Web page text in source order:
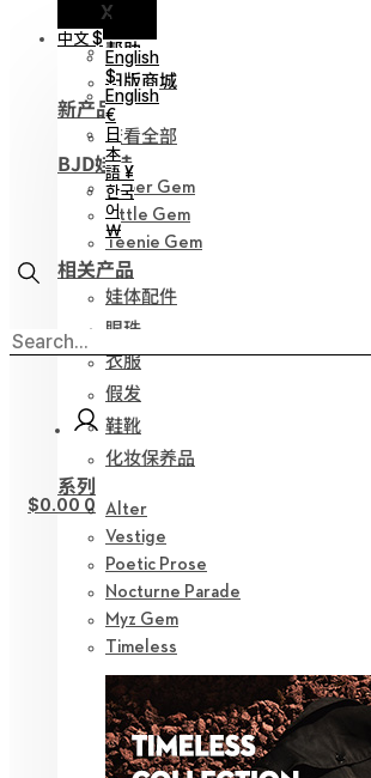
X通知
帮助
旧版商城
新产品
查看全部
BJD娃娃
Hyper Gem
Little Gem
Teenie Gem
相关产品
娃体配件
眼珠
衣服
假发
鞋靴
化妆保养品
系列
Alter
Vestige
Poetic Prose
Nocturne Parade
Myz Gem
Timeless
中文 $
English
$
English
€
日
本
語 ¥
한국
어
￦
$0.00 0